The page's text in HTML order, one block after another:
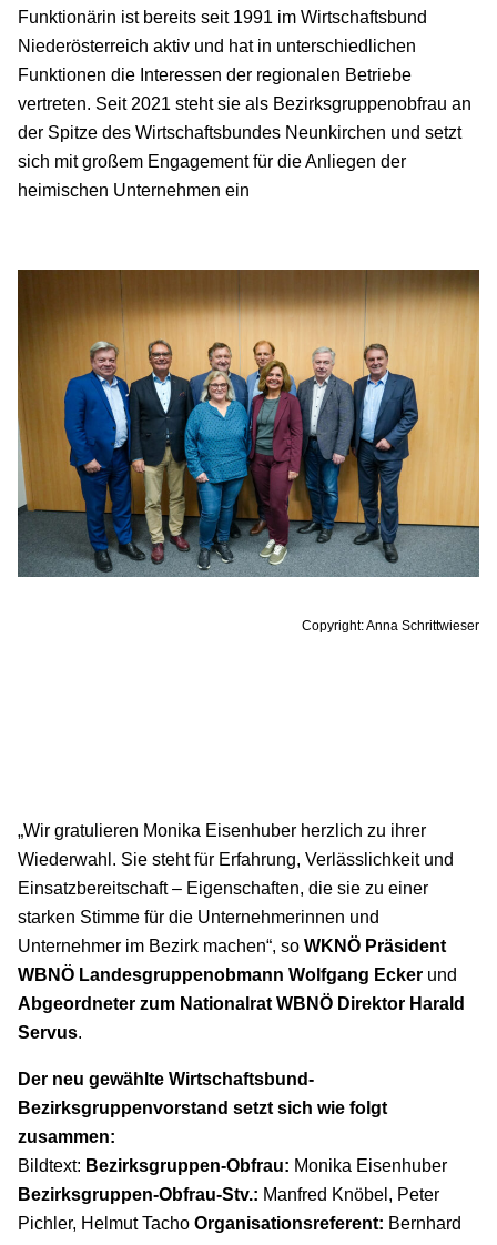
Funktionärin ist bereits seit 1991 im Wirtschaftsbund
Niederösterreich aktiv und hat in unterschiedlichen
Funktionen die Interessen der regionalen Betriebe
vertreten. Seit 2021 steht sie als Bezirksgruppenobfrau an
der Spitze des Wirtschaftsbundes Neunkirchen und setzt
sich mit großem Engagement für die Anliegen der
heimischen Unternehmen ein
Copyright: Anna Schrittwieser
„Wir gratulieren Monika Eisenhuber herzlich zu ihrer
Wiederwahl. Sie steht für Erfahrung, Verlässlichkeit und
Einsatzbereitschaft – Eigenschaften, die sie zu einer
starken Stimme für die Unternehmerinnen und
Unternehmer im Bezirk machen“, so WKNÖ Präsident
WBNÖ Landesgruppenobmann Wolfgang Ecker und
Abgeordneter zum Nationalrat WBNÖ Direktor Harald
Servus
Der neu gewählte Wirtschaftsbund-
Bezirksgruppenvorstand setzt sich wie folgt
zusammen:
Bildtext: Bezirksgruppen-Obfrau: Monika Eisenhuber
Bezirksgruppen-Obfrau-Stv.: Manfred Knöbel, Peter
Pichler, Helmut Tacho Organisationsreferent: Bernhard